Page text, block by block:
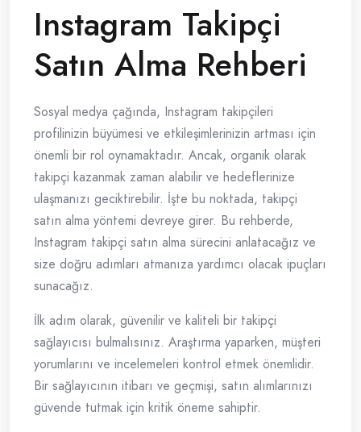
Instagram Takipçi
Satın Alma Rehberi
Sosyal medya çağında, Instagram takipçileri
profilinizin büyümesi ve etkileşimlerinizin artması için
önemli bir rol oynamaktadır. Ancak, organik olarak
takipçi kazanmak zaman alabilir ve hedeflerinize
ulaşmanızı geciktirebilir. İşte bu noktada, takipçi
satın alma yöntemi devreye girer. Bu rehberde,
Instagram takipçi satın alma sürecini anlatacağız ve
size doğru adımları atmanıza yardımcı olacak ipuçları
sunacağız.
İlk adım olarak, güvenilir ve kaliteli bir takipçi
sağlayıcısı bulmalısınız. Araştırma yaparken, müşteri
yorumlarını ve incelemeleri kontrol etmek önemlidir.
Bir sağlayıcının itibarı ve geçmişi, satın alımlarınızı
güvende tutmak için kritik öneme sahiptir.